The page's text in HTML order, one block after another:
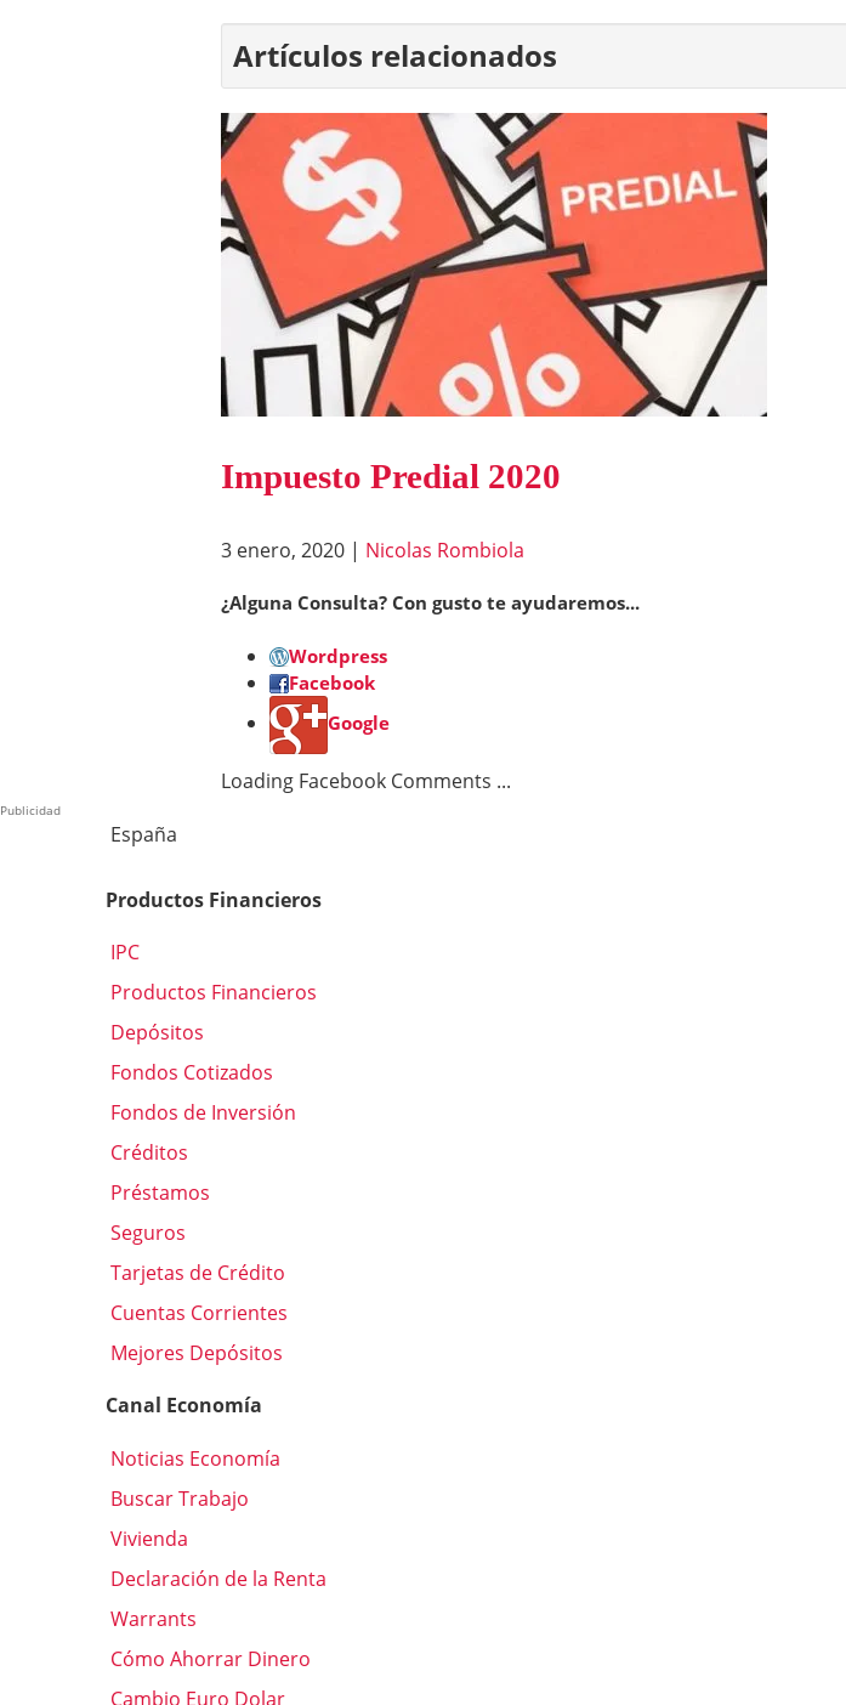
Artículos relacionados
Impuesto Predial 2020
3 enero, 2020 | Nicolas Rombiola
¿Alguna Consulta? Con gusto te ayudaremos...
Wordpress
Facebook
Google
Loading Facebook Comments ...
Publicidad
España
Productos Financieros
IPC
Productos Financieros
Depósitos
Fondos Cotizados
Fondos de Inversión
Créditos
Préstamos
Seguros
Tarjetas de Crédito
Cuentas Corrientes
Mejores Depósitos
Canal Economía
Noticias Economía
Buscar Trabajo
Vivienda
Declaración de la Renta
Warrants
Cómo Ahorrar Dinero
Cambio Euro Dolar